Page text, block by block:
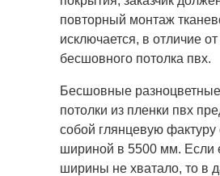
повторный монтаж
исключается, в отличие
бесшовного потолка пвх.
Бесшовные
потолки из пленки пвх
собой глянцевую фактуру
шириной в 5500 мм. Если
ширины не хватало, то в